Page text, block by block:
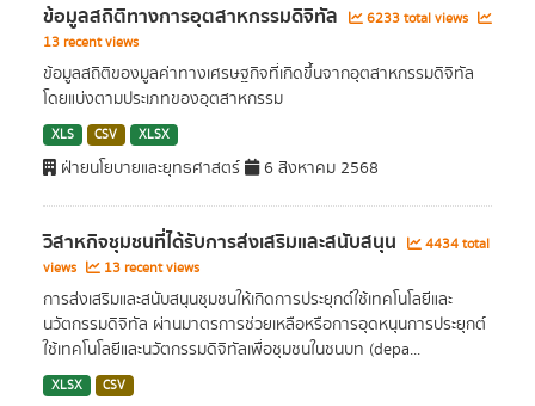
ข้อมูลสถิติทางการอุตสาหกรรมดิจิทัล
6233 total views
13 recent views
ข้อมูลสถิติของมูลค่าทางเศรษฐกิจที่เกิดขึ้นจากอุตสาหกรรมดิจิทัล
โดยแบ่งตามประเภทของอุตสาหกรรม
XLS CSV XLSX
ฝ่ายนโยบายและยุทธศาสตร์ 6 สิงหาคม 2568
วิสาหกิจชุมชนที่ได้รับการส่งเสริมและสนับสนุน
4434 total
views
13 recent views
การส่งเสริมและสนับสนุนชุมชนให้เกิดการประยุกต์ใช้เทคโนโลยีและ
นวัตกรรมดิจิทัล ผ่านมาตรการช่วยเหลือหรือการอุดหนุนการประยุกต์
ใช้เทคโนโลยีและนวัตกรรมดิจิทัลเพื่อชุมชนในชนบท (depa...
XLSX CSV